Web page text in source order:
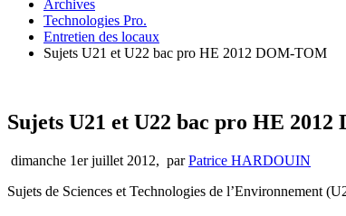
Archives
Technologies Pro.
Entretien des locaux
Sujets U21 et U22 bac pro HE 2012 DOM-TOM
Sujets U21 et U22 bac pro HE
dimanche 1er juillet 2012, parPatrice HARDOUIN
Sujets de Sciences et Technologies de l’Environnement